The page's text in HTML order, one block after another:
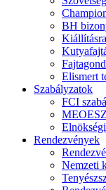
BH
Elismert
Szabályzatok
FCI
Rendezvények
Nemzeti